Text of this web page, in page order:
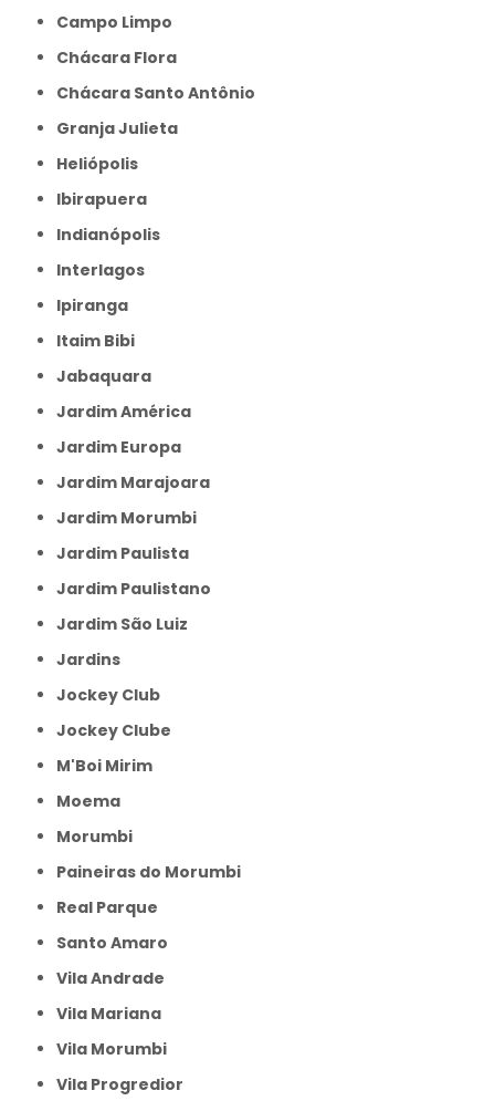
Campo Limpo
Chácara Flora
Chácara Santo Antônio
Granja Julieta
Heliópolis
Ibirapuera
Indianópolis
Interlagos
Ipiranga
Itaim Bibi
Jabaquara
Jardim América
Jardim Europa
Jardim Marajoara
Jardim Morumbi
Jardim Paulista
Jardim Paulistano
Jardim São Luiz
Jardins
Jockey Club
Jockey Clube
M'Boi Mirim
Moema
Morumbi
Paineiras do Morumbi
Real Parque
Santo Amaro
Vila Andrade
Vila Mariana
Vila Morumbi
Vila Progredior